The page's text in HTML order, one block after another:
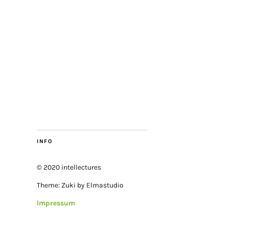
INFO
© 2020 intellectures
Theme: Zuki by Elmastudio
Impressum